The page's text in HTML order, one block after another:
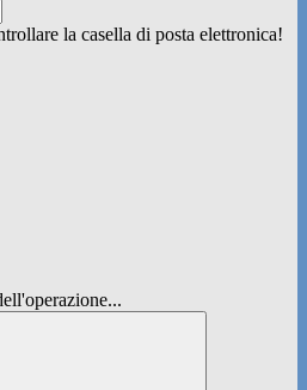
la casella di posta elettronica!